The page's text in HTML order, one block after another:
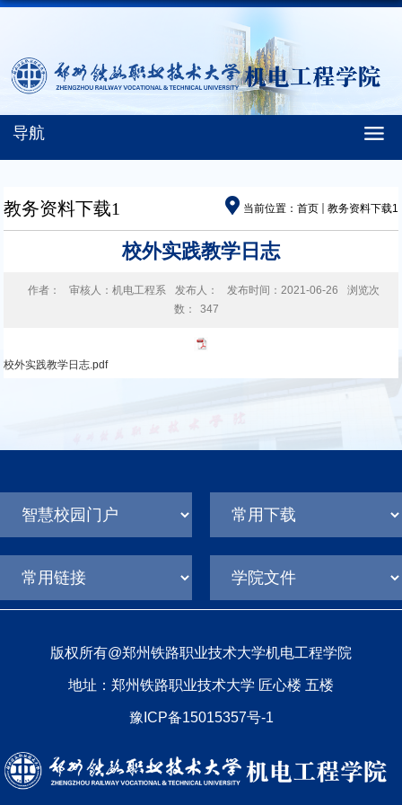
导航
当前位置： 首页 教务资料下载1
教务资料下载1
校外实践教学日志
作者： 审核人：机电工程系 发布人： 发布时间：2021-06-26
浏览次
数：
347
校外实践教学日志.pdf
版权所有@郑州铁路职业技术大学机电工程学院
地址：郑州铁路职业技术大学 匠心楼 五楼
豫ICP备15015357号-1